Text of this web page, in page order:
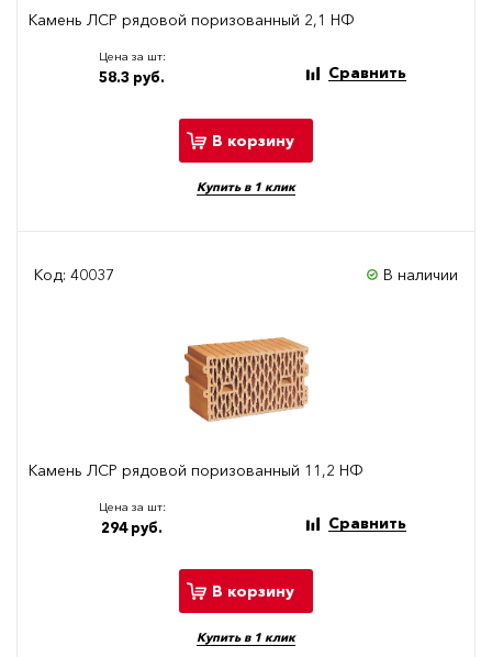
Камень ЛСР рядовой поризованный 2,1 НФ
Цена за шт:
58.3 руб. Сравнить
В корзину
Купить в 1 клик
Код: 40037 В наличии
Камень ЛСР рядовой поризованный 11,2 НФ
Цена за шт:
294 руб. Сравнить
В корзину
Купить в 1 клик